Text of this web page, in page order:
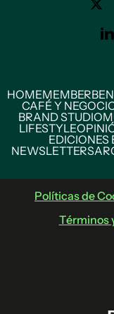
HOMEMEMBER
CAFÉ Y
BRAND STUDIO
LIFESTYLE
EDICIONES
NEWSLETTERS
Políticas de
Términos